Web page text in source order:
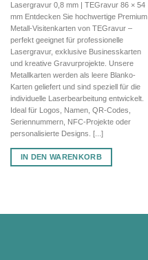
Lasergravur 0,8 mm | TEGravur 86 × 54
mm Entdecken Sie hochwertige Premium
Metall-Visitenkarten von TEGravur –
perfekt geeignet für professionelle
Lasergravur, exklusive Businesskarten
und kreative Gravurprojekte. Unsere
Metallkarten werden als leere Blanko-
Karten geliefert und sind speziell für die
individuelle Laserbearbeitung entwickelt.
Ideal für Logos, Namen, QR-Codes,
Seriennummern, NFC-Projekte oder
personalisierte Designs. [...]
IN DEN WARENKORB